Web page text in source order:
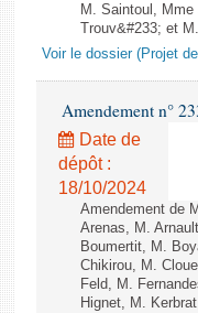
Dossiers législatifs
Budget et sécurité
Comptes rendus des
M. Saintoul,
Trouv&#233; et
Voir le dossier (Projet
Amendement n°
Date de
dépôt :
18/10/2024
Amendement de
Arenas, M.
Boumertit, M.
Chikirou, M.
Feld, M.
Hignet, M.